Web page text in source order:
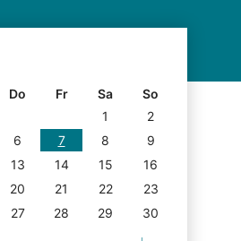
Do Fr Sa
So
1
2
6 7 8
9
13 14 15
16
20 21 22
23
27 28 29
30